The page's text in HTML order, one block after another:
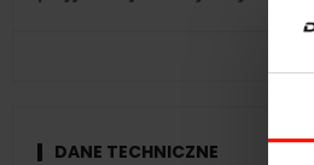
DANE TECHNICZNE